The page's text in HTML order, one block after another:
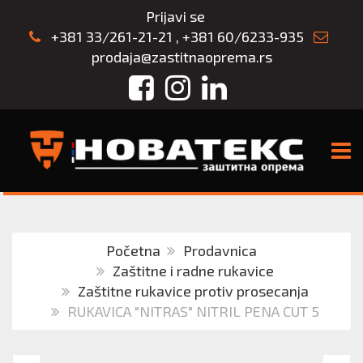
Prijavi se
+381 33/261-21-21 , +381 60/6233-935
prodaja@zastitnaoprema.rs
FacebookInstagram
LinkedIn
Početna
Prodavnica
Zaštitne i radne rukavice
Zaštitne rukavice protiv prosecanja
RUKAVICA "NITRAS" NITRIL PENA CUT 5